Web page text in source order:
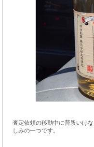
査定依頼の移動中に普段いけ
しみの一つです。